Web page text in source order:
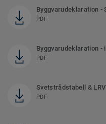
Byggvarudeklaration -
PDF
Byggvarudeklaration -
PDF
Svetstrådstabell & LRV
PDF